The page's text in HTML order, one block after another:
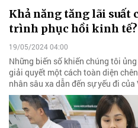
Khả năng tăng lãi suất
trình phục hồi kinh tế?
19/05/2024 04:00
Những biến số khiến chúng tôi
giải quyết một cách toàn diện
nhân sâu xa dẫn đến sự yếu đi của